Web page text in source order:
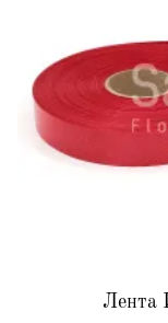
Лента